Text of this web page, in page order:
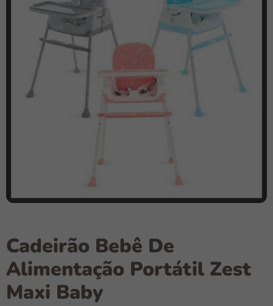
Cadeirão Bebê De
Alimentação Portátil Zest
Maxi Baby